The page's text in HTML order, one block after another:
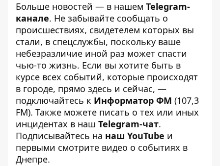
Больше новостей — в нашем Telegram-
канале. Не забывайте сообщать о
происшествиях, свидетелем которых вы
стали, в спецслужбы, поскольку ваше
небезразличие иной раз может спасти
чью-то жизнь. Если вы хотите быть в
курсе всех событий, которые происходят
в городе, прямо здесь и сейчас, —
подключайтесь к Информатор ФМ (107,3
FM). Также можете писать о тех или иных
инцидентах в наш Telegram-чат.
Подписывайтесь на наш YouTube и
первыми смотрите видео о событиях в
Днепре.